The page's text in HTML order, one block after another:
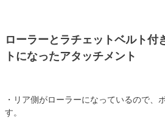
ローラーとラチェットベルト付
トになったアタッチメント
・リア側がローラーになっているので、
す。